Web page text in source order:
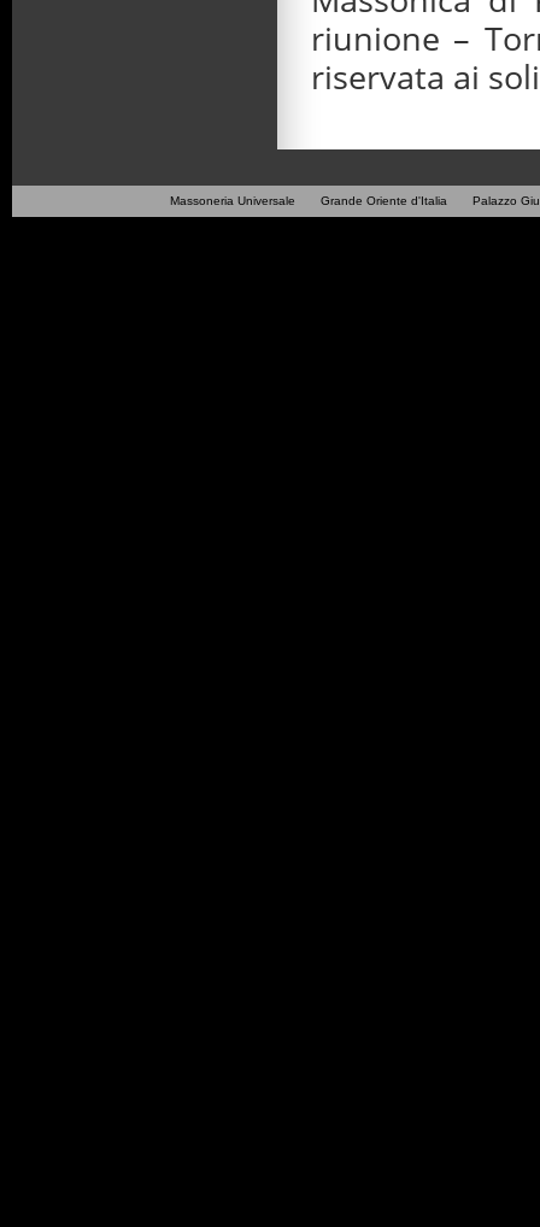
riunione –
riservata ai
Massoneria Universale Grande Oriente d'Italia